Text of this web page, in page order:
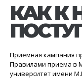
КАК К
Приемная кампания
Правилами приема в
университет имени